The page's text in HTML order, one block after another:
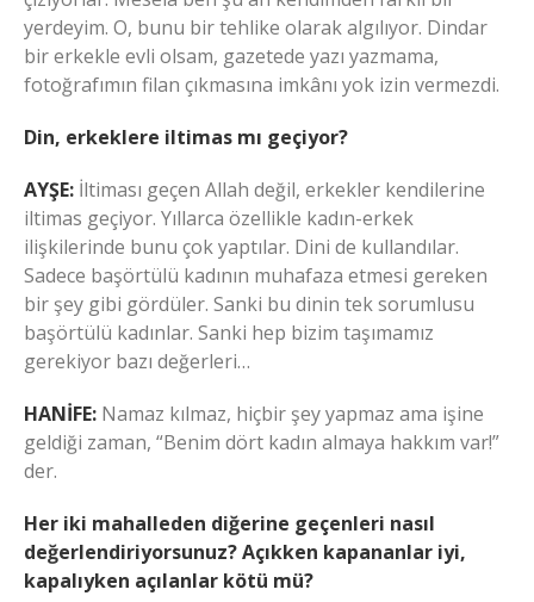
yerdeyim. O, bunu bir tehlike olarak algılıyor. Dindar
bir erkekle evli olsam, gazetede yazı yazmama,
fotoğrafımın filan çıkmasına imkânı yok izin vermezdi.
Din, erkeklere iltimas mı geçiyor?
AYŞE: İltiması geçen Allah değil, erkekler kendilerine
iltimas geçiyor. Yıllarca özellikle kadın-erkek
ilişkilerinde bunu çok yaptılar. Dini de kullandılar.
Sadece başörtülü kadının muhafaza etmesi gereken
bir şey gibi gördüler. Sanki bu dinin tek sorumlusu
başörtülü kadınlar. Sanki hep bizim taşımamız
gerekiyor bazı değerleri…
HANİFE: Namaz kılmaz, hiçbir şey yapmaz ama işine
geldiği zaman, “Benim dört kadın almaya hakkım var!”
der.
Her iki mahalleden diğerine geçenleri nasıl
değerlendiriyorsunuz? Açıkken kapananlar iyi,
kapalıyken açılanlar kötü mü?